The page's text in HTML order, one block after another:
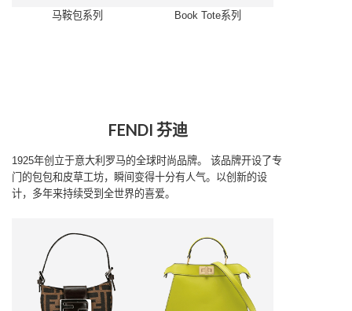
马鞍包系列 Book Tote系列
FENDI 芬迪
1925年创立于意大利罗马的全球时尚品牌。 该品牌开设了专
门的包包和皮草工坊，瞬间变得十分有人气。以创新的设
计，多年来持续受到全世界的喜爱。